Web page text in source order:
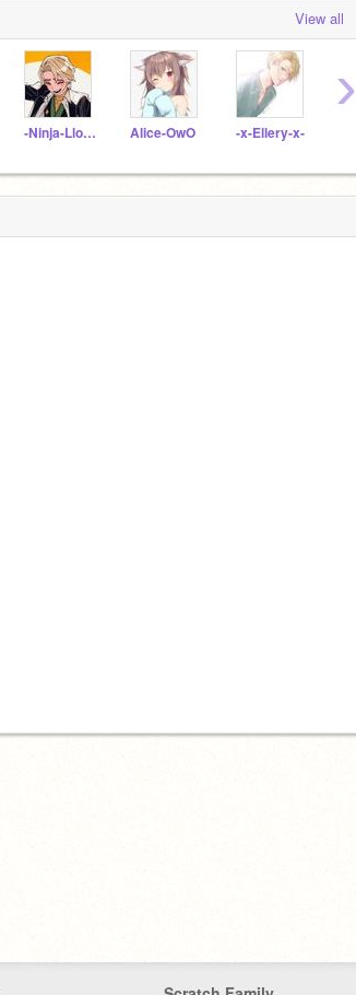
View all
-Ninja-Lloyd- Alice-OwO -x-Ellery-x-
›